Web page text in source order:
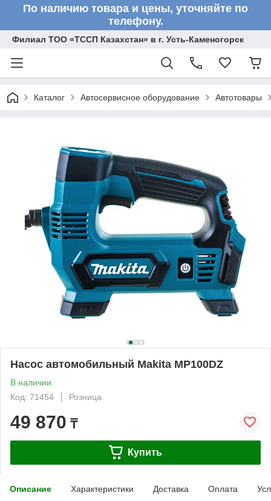
По наличию товара и цены, уточняйте по
телефону.
Филиал ТОО «ТССП Казахстан» в г. Усть-Каменогорск
Каталог Автосервисное оборудование Автотовары
Насос автомобильный Makita MP100DZ
В наличии
Код: 71454
Розница
49 870 ₸
Купить
Описание Характеристики Доставка Оплата